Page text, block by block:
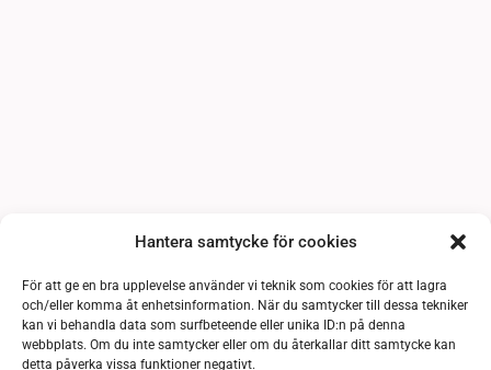
Hantera samtycke för cookies
För att ge en bra upplevelse använder vi teknik som cookies för att lagra
och/eller komma åt enhetsinformation. När du samtycker till dessa tekniker
kan vi behandla data som surfbeteende eller unika ID:n på denna
webbplats. Om du inte samtycker eller om du återkallar ditt samtycke kan
detta påverka vissa funktioner negativt.